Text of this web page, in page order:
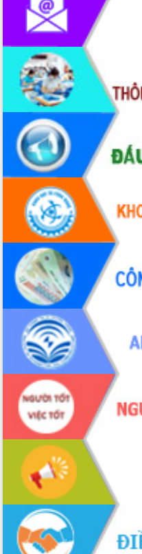
Rộn ràng lễ hội truyền thống Sông
nước Đà Nông lần thứ I năm 2026
Kỳ họp Chuyên đề lần thứ Năm, HĐND
tỉnh Đắk Lắk thông qua các nghị quyết
quan trọng
Thống nhất danh sách giới thiệu ứng
cử đại biểu Quốc hội khoá XVI và đại
biểu HĐND tỉnh Đắk Lắk, nhiệm kỳ
2026-2031
Phát động hai phong trào thi đua quan
trọng trong kỷ nguyên mới
Hội nghị lần thứ tư Ban Chỉ đạo công
tác bầu cử tỉnh Đắk Lắk
Hội nghị Báo cáo viên Trung ương
tháng 01/2026
Phó Thủ tướng Hồ Quốc Dũng đánh giá
cao kết quả Chiến dịch Quang Trung
tại Đắk Lắk
Hội nghị Ban Chấp hành Đảng bộ tỉnh
Đắk Lắk lần thứ 2 (mở rộng)
Tập trung giải phóng mặt bằng, đẩy
nhanh tiến độ Tuyến đường bộ ven
biển
Gỡ khó, khởi công xây dựng, sửa chữa
toàn bộ nhà ở cho hộ dân đúng tiến độ
đề ra
UBND tỉnh Đắk Lắk tổng kết công tác
quốc phòng, quân sự địa phương năm
2025
Tập trung triển khai quyết liệt, đồng bộ
các giải pháp nhằm thực hiện hiệu quả
các nhiệm vụ đề ra năm 2025
Phát huy vai trò của người có uy tín
trong phòng chống tảo hôn và hôn
nhân cận huyết thống
Nông sản Tây Nguyên thu hút doanh
nghiệp nước ngoài